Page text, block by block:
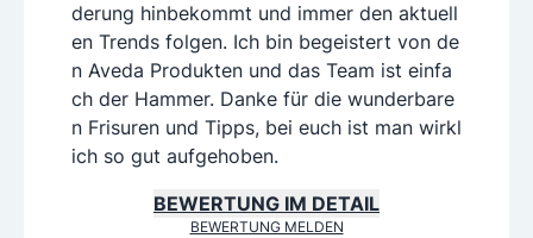
derung hinbekommt und immer den aktuell
en Trends folgen. Ich bin begeistert von de
n Aveda Produkten und das Team ist einfa
ch der Hammer. Danke für die wunderbare
n Frisuren und Tipps, bei euch ist man wirkl
ich so gut aufgehoben.
BEWERTUNG IM DETAIL
BEWERTUNG MELDEN